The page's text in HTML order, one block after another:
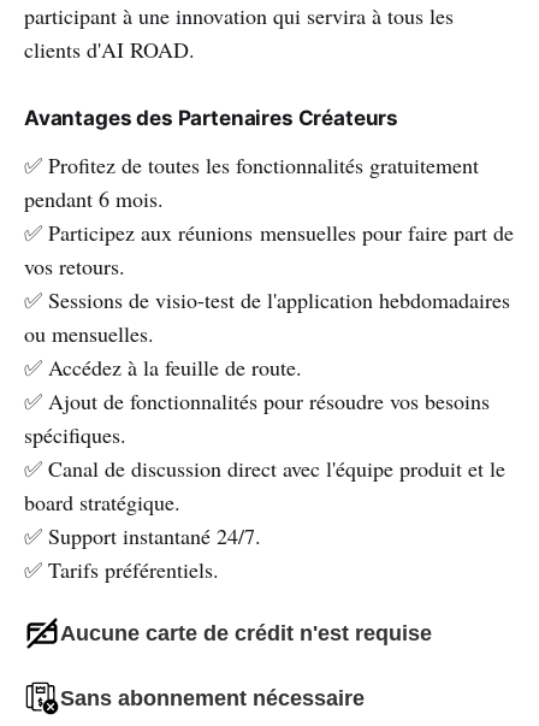
participant à une innovation qui servira à tous les
clients d'AI ROAD.
Avantages des Partenaires Créateurs
✅ Profitez de toutes les fonctionnalités gratuitement
pendant 6 mois.
✅ Participez aux réunions mensuelles pour faire part de
vos retours.
✅ Sessions de visio-test de l'application hebdomadaires
ou mensuelles.
✅ Accédez à la feuille de route.
✅ Ajout de fonctionnalités pour résoudre vos besoins
spécifiques.
✅ Canal de discussion direct avec l'équipe produit et le
board stratégique.
✅ Support instantané 24/7.
✅ Tarifs préférentiels.
Aucune carte de crédit n'est requise
Sans abonnement nécessaire